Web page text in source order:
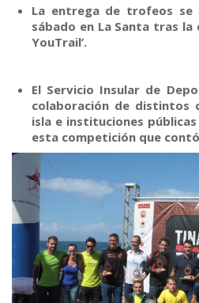
La entrega de trofeos se
sábado en La Santa tras la
YouTrail’.
El Servicio Insular de
colaboración de distintos
isla e instituciones
esta competición que